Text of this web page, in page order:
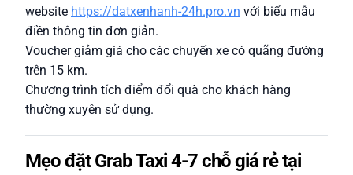
website https://datxenhanh-24h.pro.vn với biểu mẫu
điền thông tin đơn giản.
Voucher giảm giá cho các chuyến xe có quãng đường
trên 15 km.
Chương trình tích điểm đổi quà cho khách hàng
thường xuyên sử dụng.
Mẹo đặt Grab Taxi 4-7 chỗ giá rẻ tại